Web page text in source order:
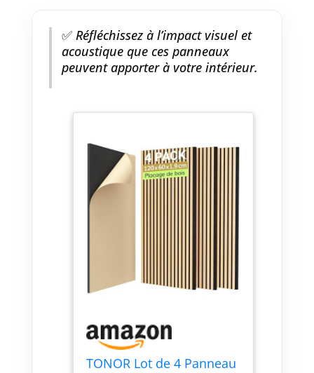
✅Réfléchissez à l’impact visuel et
acoustique que ces panneaux
peuvent apporter à votre intérieur.
TONOR Lot de 4 Panneau